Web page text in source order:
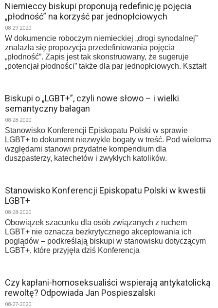
Niemieccy biskupi proponują redefinicję pojęcia
„płodność” na korzyść par jednopłciowych
08-29-2020
W dokumencie roboczym niemieckiej „drogi synodalnej”
znalazła się propozycja przedefiniowania pojęcia
„płodność”. Zapis jest tak skonstruowany, że sugeruje
„potencjał płodności” także dla par jednopłciowych. Kształt
Biskupi o „LGBT+”, czyli nowe słowo – i wielki
semantyczny bałagan
08-28-2020
Stanowisko Konferencji Episkopatu Polski w sprawie
LGBT+ to dokument niezwykle bogaty w treść. Pod wieloma
względami stanowi przydatne kompendium dla
duszpasterzy, katechetów i zwykłych katolików.
Stanowisko Konferencji Episkopatu Polski w kwestii
LGBT+
08-28-2020
Obowiązek szacunku dla osób związanych z ruchem
LGBT+ nie oznacza bezkrytycznego akceptowania ich
poglądów – podkreślają biskupi w stanowisku dotyczącym
LGBT+, które przyjęła dziś Konferencja
Czy kapłani-homoseksualiści wspierają antykatolicką
rewoltę? Odpowiada Jan Pospieszalski
08-27-2020